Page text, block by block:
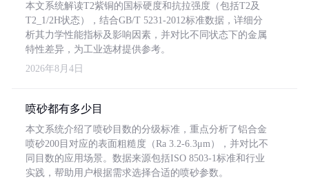
本文系统解读T2紫铜的国标硬度和抗拉强度（包括T2及
T2_1/2H状态），结合GB/T 5231-2012标准数据，详细分
析其力学性能指标及影响因素，并对比不同状态下的金属
特性差异，为工业选材提供参考。
2026年8月4日
喷砂都有多少目
本文系统介绍了喷砂目数的分级标准，重点分析了铝合金
喷砂200目对应的表面粗糙度（Ra 3.2-6.3μm），并对比不
同目数的应用场景。数据来源包括ISO 8503-1标准和行业
实践，帮助用户根据需求选择合适的喷砂参数。